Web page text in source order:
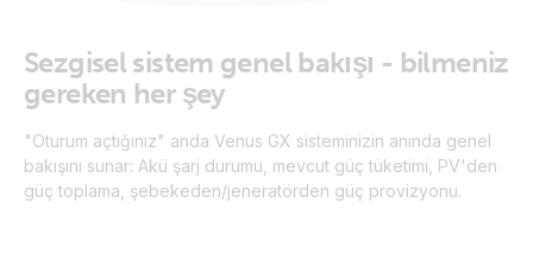
Sezgisel sistem genel bakışı - bilmeniz
gereken her şey
"Oturum açtığınız" anda Venus GX sisteminizin anında genel
bakışını sunar: Akü şarj durumu, mevcut güç tüketimi, PV'den
güç toplama, şebekeden/jeneratörden güç provizyonu.